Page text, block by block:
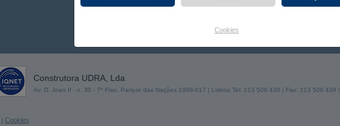
Cookies
Construtora UDRA, Lda
Av. D. Joao II - n. 30 - 7º Piso, Parque das Nações 1998-017 | Lisboa Tel: 213 506 430 | Fax: 213 506 439 |
| Cookies